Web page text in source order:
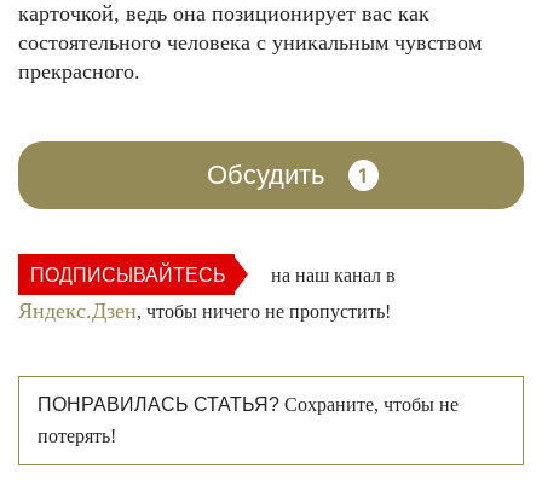
карточкой, ведь она позиционирует вас как
состоятельного человека с уникальным чувством
прекрасного.
Обсудить 1
ПОДПИСЫВАЙТЕСЬ на наш канал в
Яндекс.Дзен, чтобы ничего не пропустить!
ПОНРАВИЛАСЬ СТАТЬЯ? Сохраните, чтобы не
потерять!